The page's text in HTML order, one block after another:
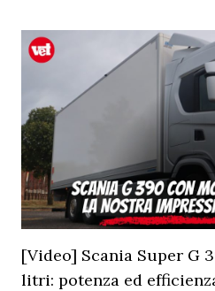
[Video] Scania Super G
litri: potenza ed